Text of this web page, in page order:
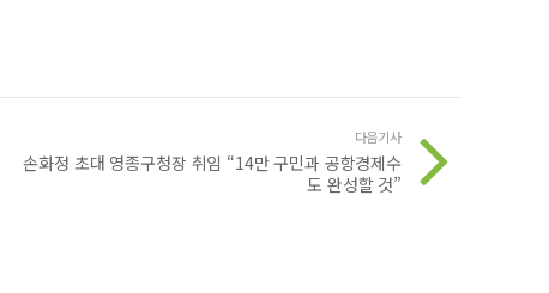
다음기사
손화정 초대 영종구청장 취임 “14만 구민과 공항경제수
도 완성할 것”